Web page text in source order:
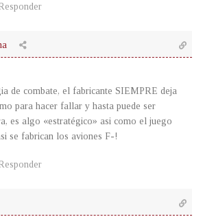
de combate, el fabricante SIEMPRE deja
para hacer fallar y hasta puede ser
es algo «estratégico» asi como el juego
se fabrican los aviones F-!